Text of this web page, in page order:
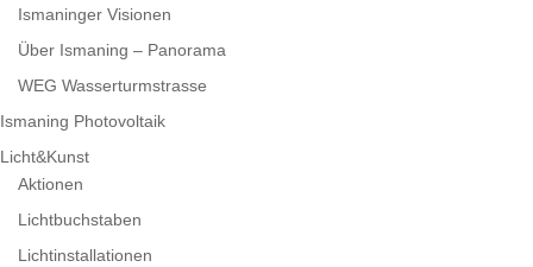
Ismaninger Visionen
Über Ismaning – Panorama
WEG Wasserturmstrasse
Ismaning Photovoltaik
Licht&Kunst
Aktionen
Lichtbuchstaben
Lichtinstallationen